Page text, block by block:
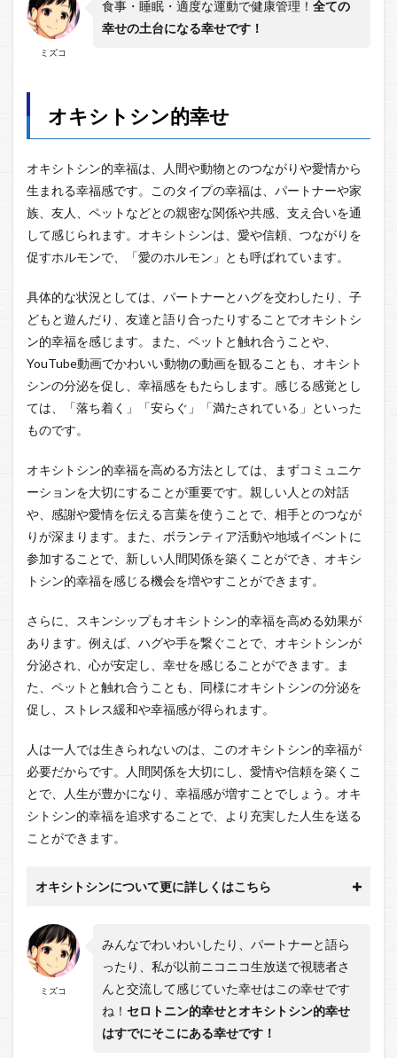
ミズコ
食事・睡眠・適度な運動で健康管理！ 全ての
幸せの土台になる幸せです！
オキシトシン的幸せ
オキシトシン的幸福は、人間や動物とのつながりや愛情から
生まれる幸福感です。このタイプの幸福は、パートナーや家
族、友人、ペットなどとの親密な関係や共感、支え合いを通
して感じられます。オキシトシンは、愛や信頼、つながりを
促すホルモンで、「愛のホルモン」とも呼ばれています。
具体的な状況としては、パートナーとハグを交わしたり、子
どもと遊んだり、友達と語り合ったりすることでオキシトシ
ン的幸福を感じます。また、ペットと触れ合うことや、
YouTube動画でかわいい動物の動画を観ることも、オキシト
シンの分泌を促し、幸福感をもたらします。感じる感覚とし
ては、「落ち着く」「安らぐ」「満たされている」といった
ものです。
オキシトシン的幸福を高める方法としては、まずコミュニケ
ーションを大切にすることが重要です。親しい人との対話
や、感謝や愛情を伝える言葉を使うことで、相手とのつなが
りが深まります。また、ボランティア活動や地域イベントに
参加することで、新しい人間関係を築くことができ、オキシ
トシン的幸福を感じる機会を増やすことができます。
さらに、スキンシップもオキシトシン的幸福を高める効果が
あります。例えば、ハグや手を繋ぐことで、オキシトシンが
分泌され、心が安定し、幸せを感じることができます。ま
た、ペットと触れ合うことも、同様にオキシトシンの分泌を
促し、ストレス緩和や幸福感が得られます。
人は一人では生きられないのは、このオキシトシン的幸福が
必要だからです。人間関係を大切にし、愛情や信頼を築くこ
とで、人生が豊かになり、幸福感が増すことでしょう。オキ
シトシン的幸福を追求することで、より充実した人生を送る
ことができます。
オキシトシンについて更に詳しくはこちら
ミズコ
みんなでわいわいしたり、パートナーと語ら
ったり、私が以前ニコニコ生放送で視聴者さ
んと交流して感じていた幸せはこの幸せです
ね！ セロトニン的幸せとオキシトシン的幸せ
はすでにそこにある幸せです！